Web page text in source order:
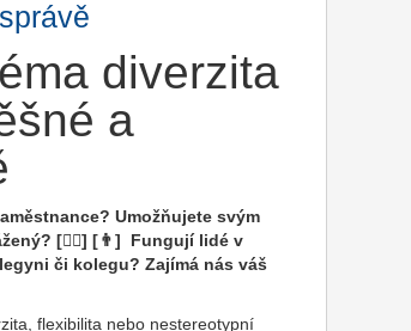
diverzita
a
Umožňujete svým
[👱‍♀️] [👨] Fungují lidé v
či kolegu? Zajímá nás váš
flexibilita nebo nestereotypní